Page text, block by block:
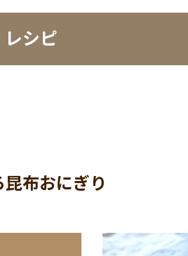
レシピ
昆布おにぎり